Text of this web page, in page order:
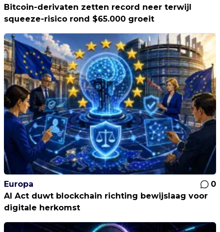
Bitcoin-derivaten zetten record neer terwijl
squeeze-risico rond $65.000 groeit
Europa
0
AI Act duwt blockchain richting bewijslaag voor
digitale herkomst